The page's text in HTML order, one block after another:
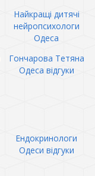
Найкращі дитячі
нейропсихологи
Одеса
Гончарова Тетяна
Одеса відгуки
Ендокринологи
Одеси відгуки